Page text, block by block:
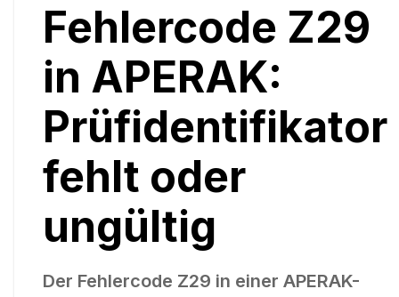
Fehlercode Z29
in APERAK:
Prüfidentifikator
fehlt oder
ungültig
Der Fehlercode Z29 in einer APERAK-